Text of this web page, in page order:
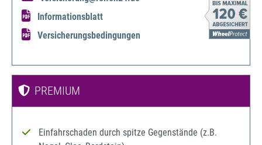
Informationsblatt
Versicherungsbedingungen
PREMIUM
Einfahrschaden durch spitze Gegenstände (z.B.